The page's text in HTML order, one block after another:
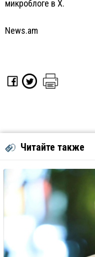
микроблоге в Х.
News.am
Читайте также